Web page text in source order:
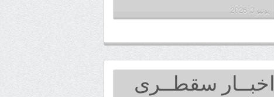
يونيو 3, 2026
اخبــار سقطــرى